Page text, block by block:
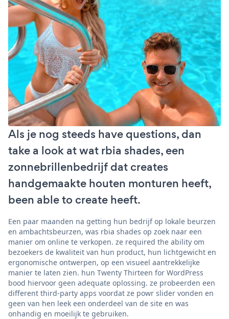
Als je nog steeds have questions, dan
take a look at wat rbia shades, een
zonnebrillenbedrijf dat creates
handgemaakte houten monturen heeft,
been able to create heeft.
Een paar maanden na getting hun bedrijf op lokale beurzen
en ambachtsbeurzen, was rbia shades op zoek naar een
manier om online te verkopen. ze required the ability om
bezoekers de kwaliteit van hun product, hun lichtgewicht en
ergonomische ontwerpen, op een visueel aantrekkelijke
manier te laten zien. hun Twenty Thirteen for WordPress
bood hiervoor geen adequate oplossing. ze probeerden een
different third-party apps voordat ze powr slider vonden en
geen van hen leek een onderdeel van de site en was
onhandig en moeilijk te gebruiken.